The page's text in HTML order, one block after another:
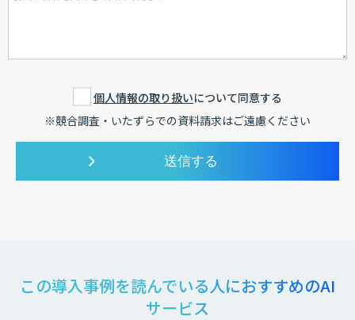
個人情報の取り扱いについて同意する
※競合調査・いたずらでの資料請求はご遠慮ください
この導入事例を読んでいる人におすすめのAI
サービス